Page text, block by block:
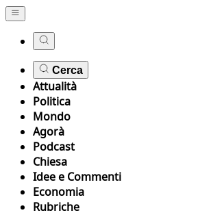
Cerca
Attualità
Politica
Mondo
Agorà
Podcast
Chiesa
Idee e Commenti
Economia
Rubriche